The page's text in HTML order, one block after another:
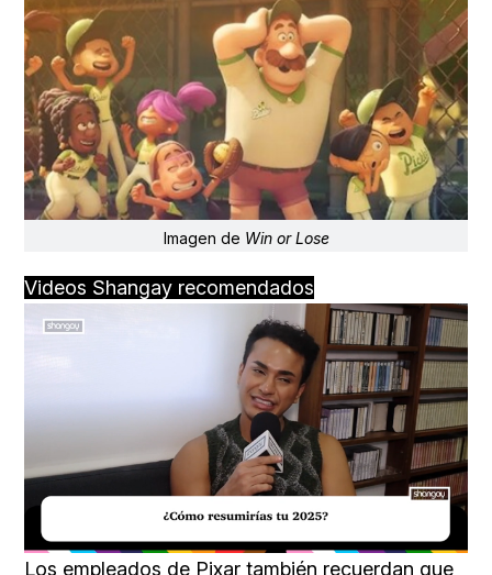
Imagen de Win or Lose
Videos Shangay recomendados
Unmute Loaded:
40.09%
Los empleados de Pixar también recuerdan que